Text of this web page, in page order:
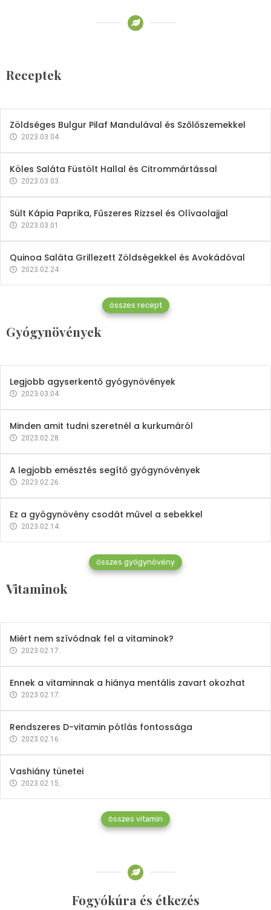
Receptek
2023.03.06.
Zöldséges Bulgur Pilaf Mandulával és Szőlőszemekkel
2023.03.04.
Köles Saláta Füstölt Hallal és Citrommártással
2023.03.03.
Sült Kápia Paprika, Fűszeres Rizzsel és Olívaolajjal
2023.03.01.
Quinoa Saláta Grillezett Zöldségekkel és Avokádóval
2023.02.24.
összes recept
Gyógynövények
Gyógynövények
Mindent a petrezselyemről
2023.12.21.
Legjobb agyserkentő gyógynövények
2023.03.04.
Minden amit tudni szeretnél a kurkumáról
2023.02.28.
A legjobb emésztés segítő gyógynövények
2023.02.26.
Ez a gyógynövény csodát művel a sebekkel
2023.02.14.
összes gyógynövény
Vitaminok
Vitaminok
Mindent a B-12 vitaminról
2023.02.27.
Miért nem szívódnak fel a vitaminok?
2023.02.17.
Ennek a vitaminnak a hiánya mentális zavart okozhat
2023.02.17.
Rendszeres D-vitamin pótlás fontossága
2023.02.16.
Vashiány tünetei
2023.02.15.
összes vitamin
Fogyókúra és étkezés